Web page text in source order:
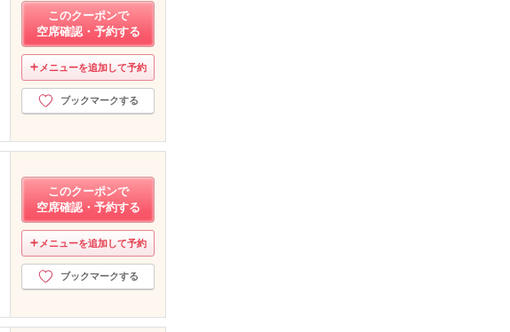
このクーポンで
空席確認・予約する
メニューを追加して予約
ブックマークする
このクーポンで
空席確認・予約する
メニューを追加して予約
ブックマークする